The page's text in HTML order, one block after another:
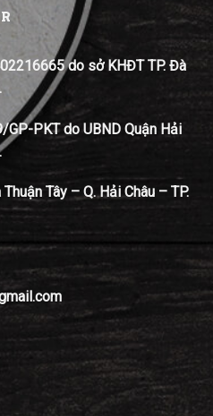
do sở KHĐT TP. Đà
PKT do UBND Quận Hải
Tây – Q. Hải Châu – TP.